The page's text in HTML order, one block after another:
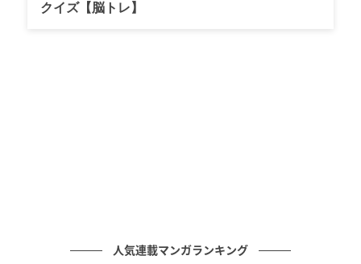
思いやりを持てる人であるために
アンケート実施日： 2026年5月9日
クイズ【脳トレ】
人気連載マンガランキング